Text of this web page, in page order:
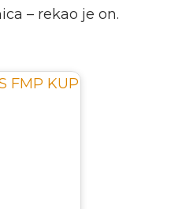
– rekao je on.